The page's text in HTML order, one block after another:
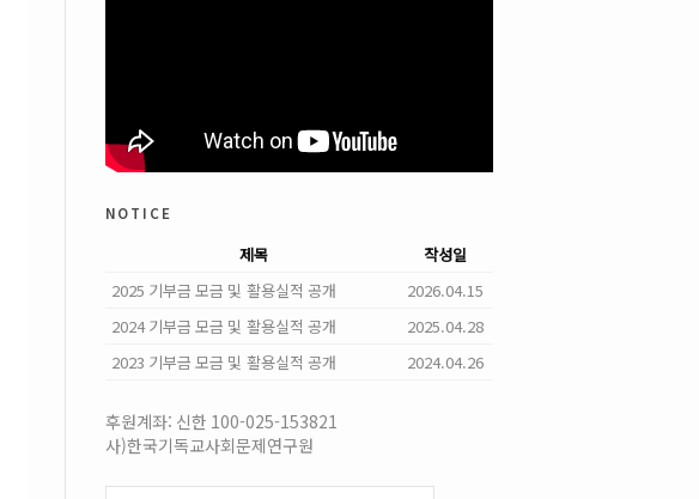
notice
제목
작성일
2025 기부금 모금 및 활용실적 공개
2026.04.15
2024 기부금 모금 및 활용실적 공개
2025.04.28
2023 기부금 모금 및 활용실적 공개
2024.04.26
후원계좌: 신한 100-025-153821
사)한국기독교사회문제연구원